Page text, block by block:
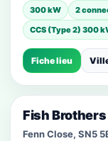
300 kW
2
CCS (Type 2) 300
Fiche lieu
Fish
Fenn Close, SN5